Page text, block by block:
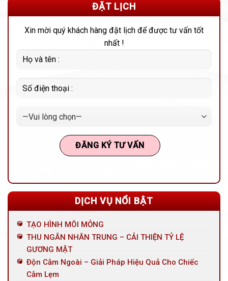
ĐẶT LỊCH
Xin mời quý khách hàng đặt lịch để được tư vấn tốt
nhất !
DỊCH VỤ NỔI BẬT
TẠO HÌNH MÔI MỎNG
THU NGẮN NHÂN TRUNG – CẢI THIỆN TỶ LỆ
GƯƠNG MẶT
Độn Cằm Ngoài – Giải Pháp Hiệu Quả Cho Chiếc
Cằm Lẹm